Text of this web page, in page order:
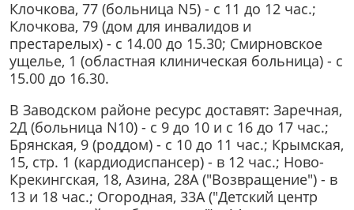
Клочкова, 77 (больница N5) - с 11 до 12 час.;
Клочкова, 79 (дом для инвалидов и
престарелых) - с 14.00 до 15.30; Смирновское
ущелье, 1 (областная клиническая больница) - с
15.00 до 16.30.
В Заводском районе ресурс доставят: Заречная,
2Д (больница N10) - с 9 до 10 и с 16 до 17 час.;
Брянская, 9 (роддом) - с 10 до 11 час.; Крымская,
15, стр. 1 (кардиодиспансер) - в 12 час.; Ново-
Крекингская, 18, Азина, 28А ("Возвращение") - в
13 и 18 час.; Огородная, 33А ("Детский центр